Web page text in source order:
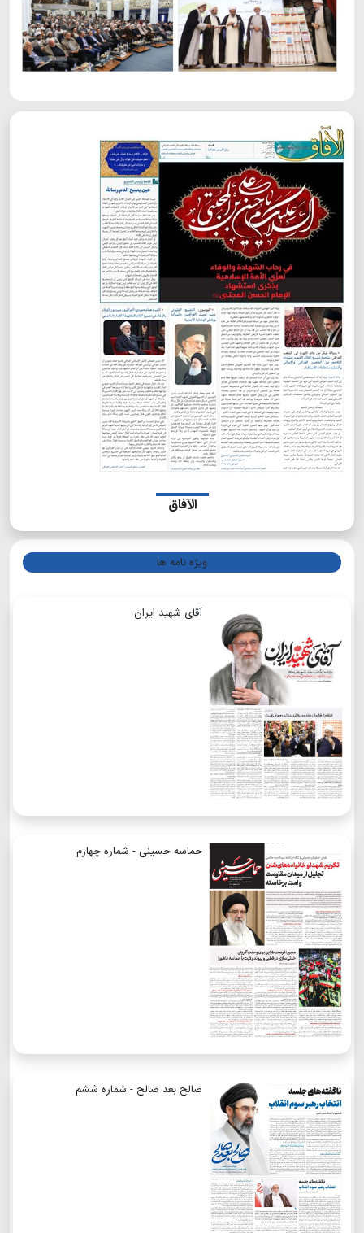
الآفاق
ویژه نامه ها
آقای شهید ایران
حماسه حسینی - شماره چهارم
صالح بعد صالح - شماره ششم